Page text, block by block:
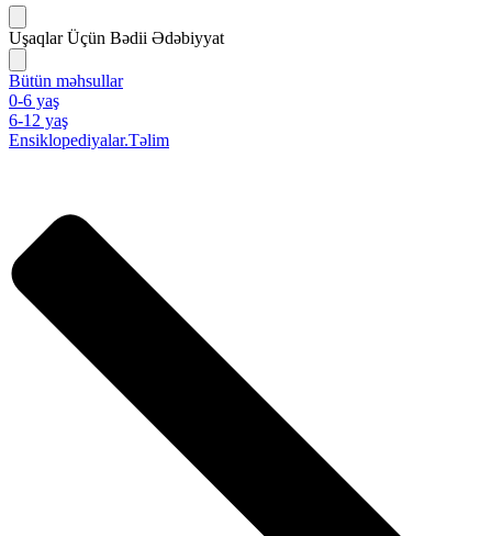
Uşaqlar Üçün Bədii Ədəbiyyat
Bütün məhsullar
0-6 yaş
6-12 yaş
Ensiklopediyalar.Təlim